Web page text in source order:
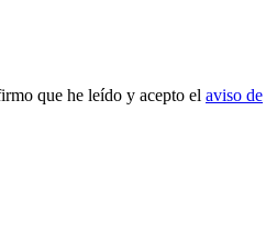
que he leído y acepto el aviso de